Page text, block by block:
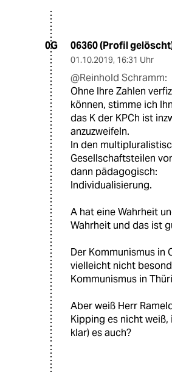
0G 06360 (Profil
01.10.2019, 16:31 Uhr
@Reinhold Schramm:
Ohne Ihre Zahlen
können, stimme ich
das K der KPCh ist
anzuzweifeln.
In den
Gesellschaftsteilen
dann pädagogisch:
Individualisierung.
A hat eine Wahrheit
Wahrheit und das ist
Der Kommunismus in
vielleicht nicht
Kommunismus in
Aber weiß Herr
Kipping es nicht weiß,
klar) es auch?